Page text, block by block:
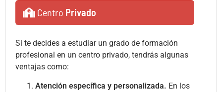
Centro Privado
Si te decides a estudiar un grado de formación
profesional en un centro privado, tendrás algunas
ventajas como:
Atención específica y personalizada. En los